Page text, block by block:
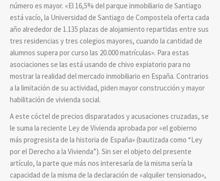
número es mayor. «El 16,5% del parque inmobiliario de Santiago
está vacío, la Universidad de Santiago de Compostela oferta cada
año alrededor de 1.135 plazas de alojamiento repartidas entre sus
tres residencias y tres colegios mayores, cuando la cantidad de
alumnos supera por curso las 20.000 matrículas». Para estas
asociaciones se las está usando de chivo expiatorio para no
mostrar la realidad del mercado inmobiliario en España. Contrarios
a la limitación de su actividad, piden mayor construcción y mayor
habilitación de vivienda social.
A este cóctel de precios disparatados y acusaciones cruzadas, se
le suma la reciente Ley de Vivienda aprobada por «el gobierno
más progresista de la historia de España» (bautizada como “Ley
por el Derecho a la Vivienda”). Sin ser el objeto del presente
artículo, la parte que más nos interesaría de la misma sería la
capacidad de la misma de la declaración de «alquiler tensionado»,